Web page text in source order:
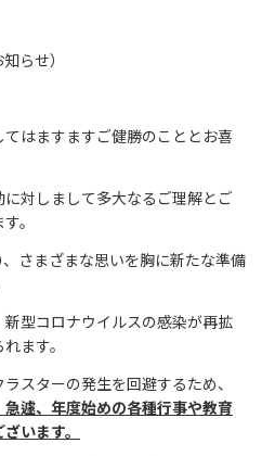
らせ）
はますますご健勝のこととお喜
対しまして多大なるご理解とご
。
さまざまな思いを胸に新たな準備
型コロナウイルスの感染が再拡
ます。
スターの発生を回避するため、
遽、年度始めの各種行事や教育
います。